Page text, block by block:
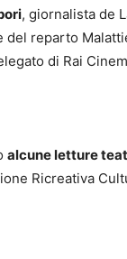
, giornalista de
del reparto
di Rai
alcune letture
Ricreativa